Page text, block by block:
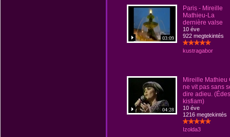
03:09
Paris - Mireille
Mathieu-La
dernière valse
10 éve
922 megtekintés
kustragabor
04:28
Mireille Mathieu
ne vit pas sans
dire adieu. (Édes
kisfiam)
10 éve
1216 megtekintés
Izolda3